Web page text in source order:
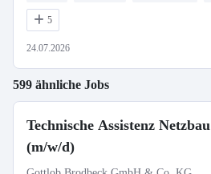
5
24.07.2026
599 ähnliche Jobs
Technische Assistenz Netzbau
(m/w/d)